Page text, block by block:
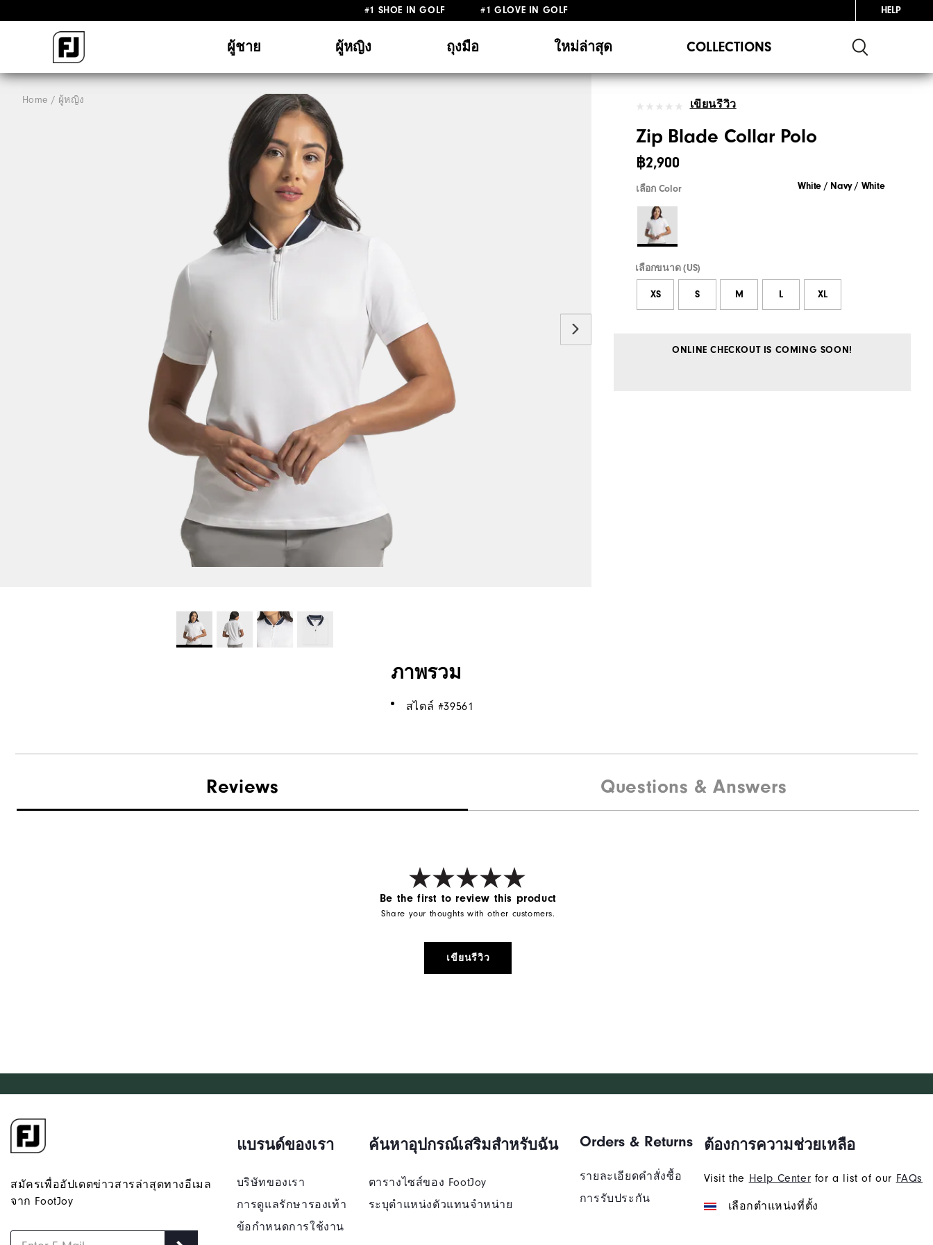
#1 SHOE IN GOLF #1 GLOVE IN GOLF HELP
ผู้ชาย ผู้หญิง ถุงมือ ใหม่ล่าสุด COLLECTIONS
Home ผู้หญิง เขียนรีวิว
Zip Blade Collar Polo
฿2,900
เลือก Color White / Navy / White
เลือกขนาด (US)
XS S M L XL
ONLINE CHECKOUT IS COMING SOON!
ภาพรวม
สไตล์ #39561
Reviews Questions & Answers
Be the first to review this product
Share your thoughts with other customers.
เขียนรีวิว
สมัครเพื่ออัปเดตข่าวสารล่าสุดทางอีเมล
จาก FootJoy
แบรนด์ของเรา
บริษัทของเรา
การดูแลรักษารองเท้า
ข้อกำหนดการใช้งาน
ค้นหาอุปกรณ์เสริมสำหรับฉัน
ตารางไซส์ของ FootJoy
ระบุตําแหน่งตัวแทนจําหน่าย
Orders & Returns
รายละเอียดคำสั่งซื้อ
การรับประกัน
ต้องการความช่วยเหลือ
Visit the Help Center for a list of our FAQs
เลือกตำแหน่งที่ตั้ง